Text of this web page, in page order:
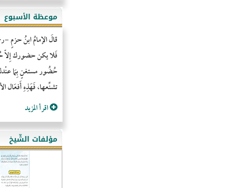
موعظة الأسبوع
قالَ الإمامُ ابنُ حزمٍ
فَلا يكن حضورك إِلاّ
حُضُور مستغنٍ بِمَا
تشنِّعها، فَهَذِهِ أَفعَال
اقرأ المزيد
مؤلفات الشّيخ